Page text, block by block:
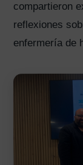
compartieron
reflexiones
enfermería de